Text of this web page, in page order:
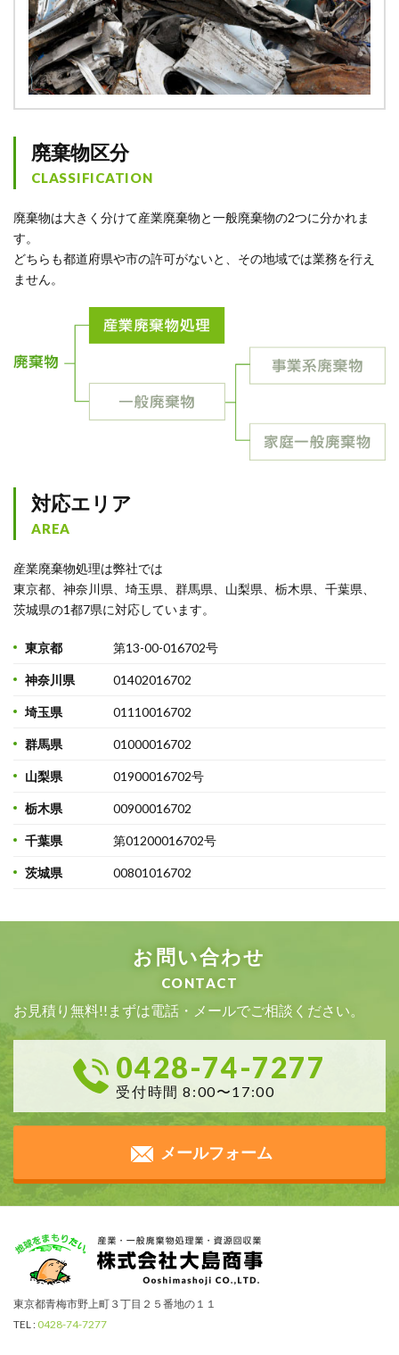
廃棄物区分
CLASSIFICATION
廃棄物は大きく分けて産業廃棄物と一般廃棄物の2つに分かれま
す。
どちらも都道府県や市の許可がないと、その地域では業務を行え
ません。
対応エリア
AREA
産業廃棄物処理は弊社では
東京都、神奈川県、埼玉県、群馬県、山梨県、栃木県、千葉県、
茨城県の1都7県に対応しています。
東京都 第13-00-016702号
神奈川県 01402016702
埼玉県 01110016702
群馬県 01000016702
山梨県 01900016702号
栃木県 00900016702
千葉県 第01200016702号
茨城県 00801016702
お問い合わせ
CONTACT
お見積り無料!!まずは電話・メールでご相談ください。
0428-74-7277
受付時間 8:00〜17:00
メールフォーム
東京都青梅市野上町３丁目２５番地の１１
TEL : 0428-74-7277